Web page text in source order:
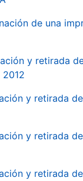
de una
y retirada
y retirada
y retirada
y retirada